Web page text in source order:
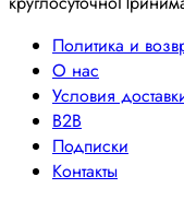
Политика и
О нас
Условия
B2B
Подписки
Контакты